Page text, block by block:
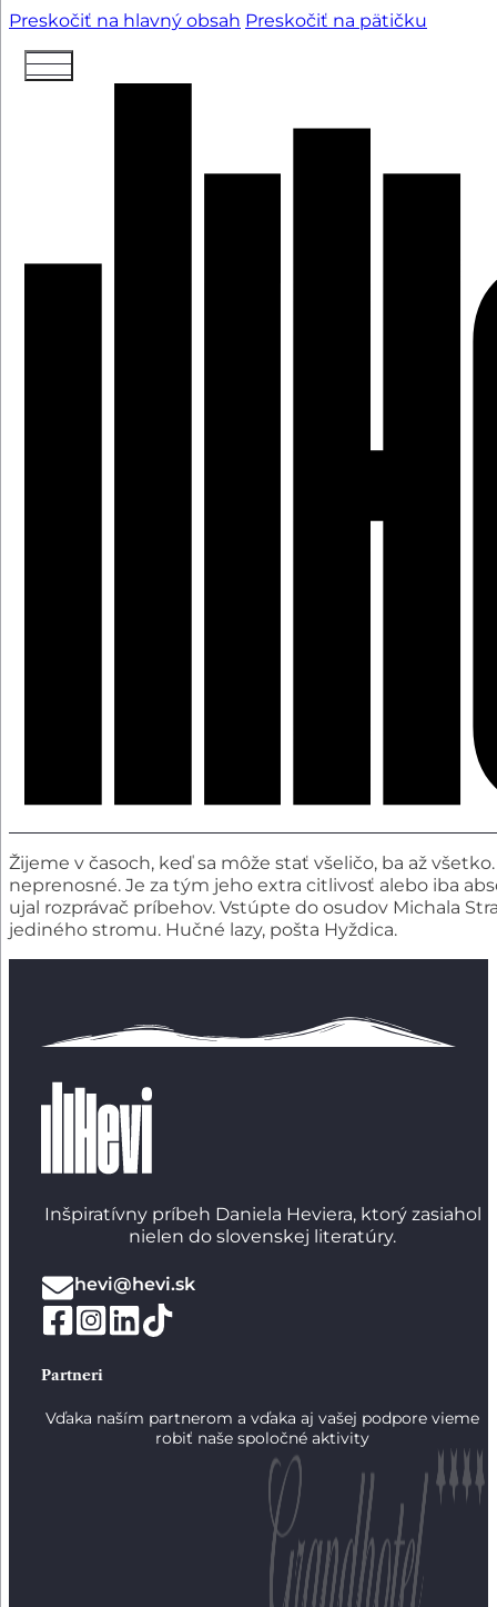
Preskočiť na hlavný obsah Preskočiť na pätičku
Žijeme v časoch, keď sa môže stať všeličo, ba až
neprenosné. Je za tým jeho extra citlivosť alebo iba
ujal rozprávač príbehov. Vstúpte do osudov Michala
jediného stromu. Hučné lazy, pošta Hyždica.
Inšpiratívny príbeh Daniela Heviera, ktorý zasiahol
nielen do slovenskej literatúry.
hevi@hevi.sk
Partneri
Vďaka naším partnerom a vďaka aj vašej podpore vieme
robiť naše spoločné aktivity